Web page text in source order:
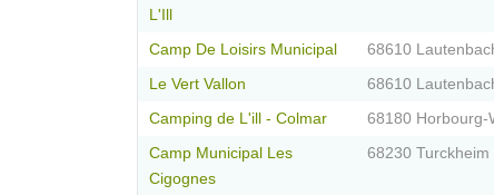
L'Ill
Camp De Loisirs Municipal 68610
Le Vert Vallon 68610
Camping de L'ill - Colmar 68180 Horbourg-
Camp Municipal Les
Cigognes
68230 Turckheim